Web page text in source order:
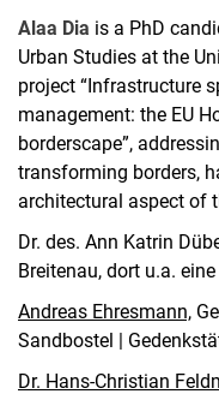
Alaa Dia is a PhD
Urban Studies at the
project “Infrastructure
management: the EU
borderscape”,
transforming borders,
architectural aspect of
Dr. des. Ann Katrin
Breitenau, dort u.a.
Andreas Ehresmann,
Sandbostel |
Dr. Hans-Christian